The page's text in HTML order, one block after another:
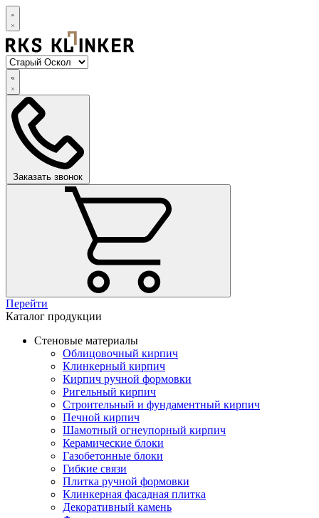
Заказать звонок
Перейти
Каталог продукции
Стеновые материалы
Облицовочный кирпич
Клинкерный кирпич
Кирпич ручной формовки
Ригельный кирпич
Строительный и фундаментный кирпич
Печной кирпич
Шамотный огнеупорный кирпич
Керамические блоки
Газобетонные блоки
Гибкие связи
Плитка ручной формовки
Клинкерная фасадная плитка
Декоративный камень